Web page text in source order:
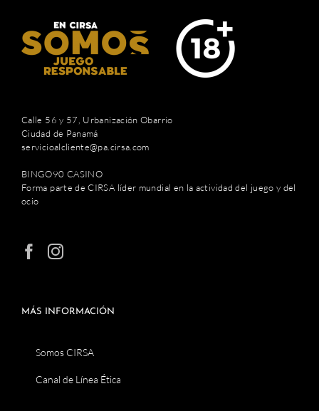
Calle 56 y 57, Urbanización Obarrio
Ciudad de Panamá
servicioalcliente@pa.cirsa.com
BINGO90 CASINO
Forma parte de CIRSA líder mundial en la actividad del juego y del
ocio
MÁS INFORMACIÓN
Somos CIRSA
Canal de Línea Ética